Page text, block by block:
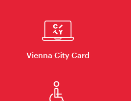
Vienna City Card